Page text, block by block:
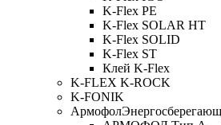
K-Flex PE
K-Flex SOLAR HT
K-Flex SOLID
K-Flex ST
Клей K-Flex
K-FLEX K-ROCK
K-FONIK
Армофол